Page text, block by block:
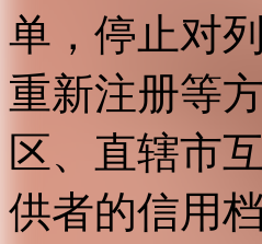
单，停止对
重新注册等
区、直辖市
供者的信用